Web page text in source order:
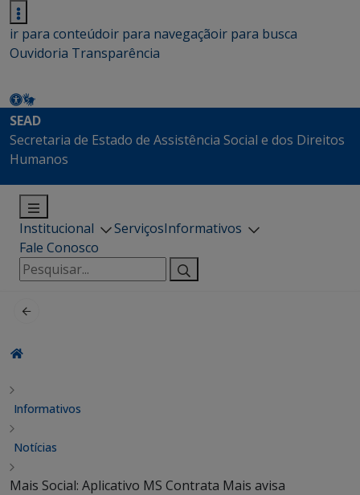
ir para conteúdoir para navegaçãoir para busca
Ouvidoria Transparência
SEAD
Secretaria de Estado de Assistência Social e dos Direitos
Humanos
Institucional ServiçosInformativos
Fale Conosco
Pesquisar
por:
Informativos
Notícias
Mais Social: Aplicativo MS Contrata Mais avisa